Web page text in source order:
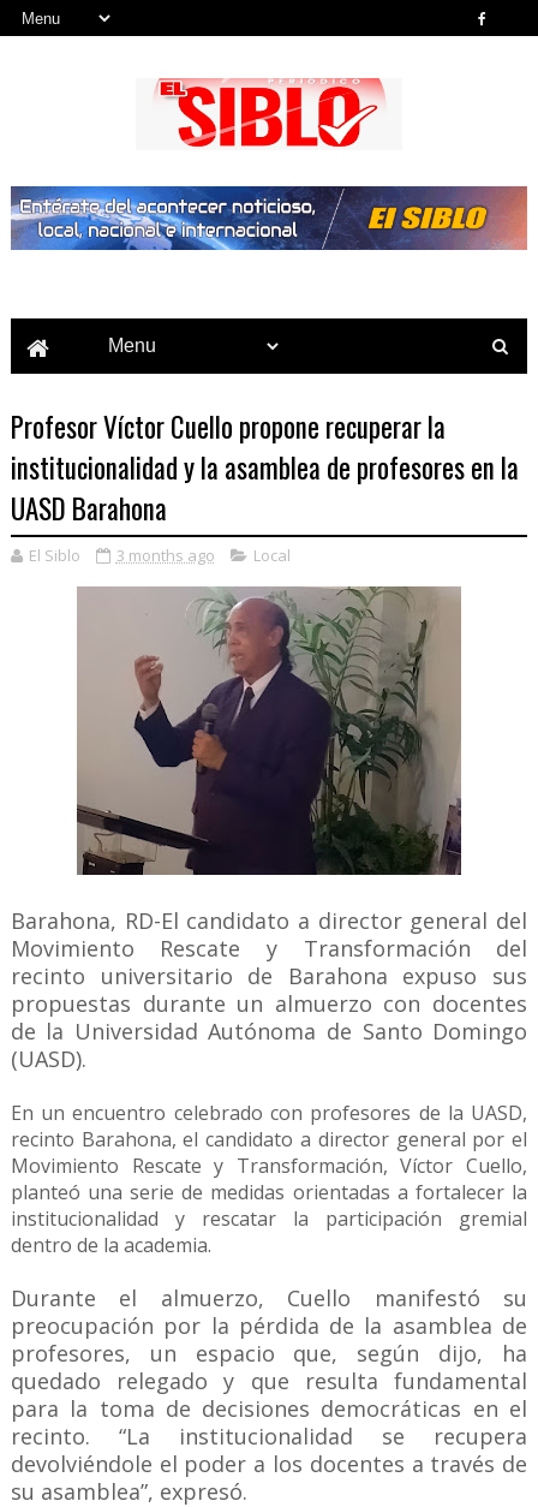
Profesor Víctor Cuello propone recuperar la
institucionalidad y la asamblea de profesores en la
UASD Barahona
El Siblo 3 months ago Local
Barahona, RD-El candidato a director general del
Movimiento Rescate y Transformación del
recinto universitario de Barahona expuso sus
propuestas durante un almuerzo con docentes
de la Universidad Autónoma de Santo Domingo
(UASD).
En un encuentro celebrado con profesores de la UASD,
recinto Barahona, el candidato a director general por el
Movimiento Rescate y Transformación, Víctor Cuello,
planteó una serie de medidas orientadas a fortalecer la
institucionalidad y rescatar la participación gremial
dentro de la academia.
Durante el almuerzo, Cuello manifestó su
preocupación por la pérdida de la asamblea de
profesores, un espacio que, según dijo, ha
quedado relegado y que resulta fundamental
para la toma de decisiones democráticas en el
recinto. “La institucionalidad se recupera
devolviéndole el poder a los docentes a través de
su asamblea”, expresó.